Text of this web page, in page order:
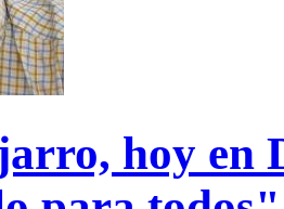
hoy en